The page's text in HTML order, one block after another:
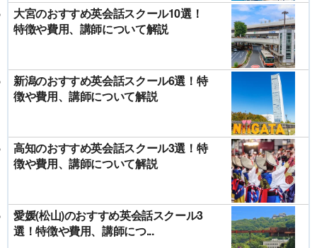
大宮のおすすめ英会話スクール10選！
特徴や費用、講師について解説
新潟のおすすめ英会話スクール6選！特
徴や費用、講師について解説
高知のおすすめ英会話スクール3選！特
徴や費用、講師について解説
愛媛(松山)のおすすめ英会話スクール3
選！特徴や費用、講師につ...